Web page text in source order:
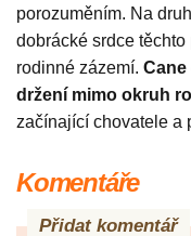
porozuměním. Na
dobrácké srdce
rodinné zázemí.
držení mimo okruh
začínající chovatele a
Komentáře
Přidat komentář